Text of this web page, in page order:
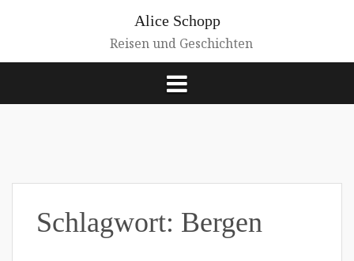
Alice Schopp
Reisen und Geschichten
Schlagwort: Bergen